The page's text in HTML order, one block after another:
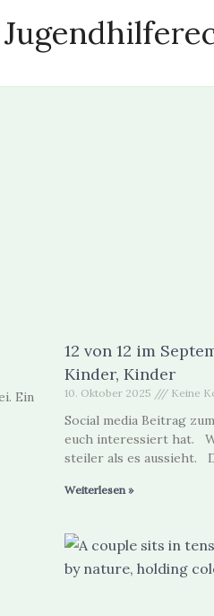
Ein
12 von 12 im
Kinder, Kinder
10. Oktober 2025 Keine
Social media Beitrag
euch interessiert hat.
steiler als es aussieht.
Weiterlesen »